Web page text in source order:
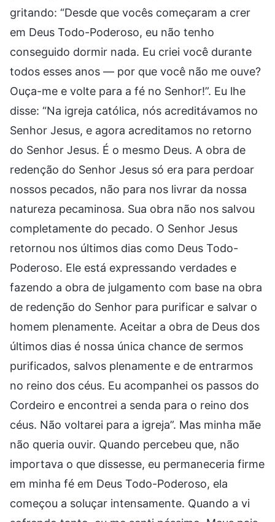
gritando: “Desde que vocês começaram a crer
em Deus Todo-Poderoso, eu não tenho
conseguido dormir nada. Eu criei você durante
todos esses anos — por que você não me ouve?
Ouça-me e volte para a fé no Senhor!”. Eu lhe
disse: “Na igreja católica, nós acreditávamos no
Senhor Jesus, e agora acreditamos no retorno
do Senhor Jesus. É o mesmo Deus. A obra de
redenção do Senhor Jesus só era para perdoar
nossos pecados, não para nos livrar da nossa
natureza pecaminosa. Sua obra não nos salvou
completamente do pecado. O Senhor Jesus
retornou nos últimos dias como Deus Todo-
Poderoso. Ele está expressando verdades e
fazendo a obra de julgamento com base na obra
de redenção do Senhor para purificar e salvar o
homem plenamente. Aceitar a obra de Deus dos
últimos dias é nossa única chance de sermos
purificados, salvos plenamente e de entrarmos
no reino dos céus. Eu acompanhei os passos do
Cordeiro e encontrei a senda para o reino dos
céus. Não voltarei para a igreja”. Mas minha mãe
não queria ouvir. Quando percebeu que, não
importava o que dissesse, eu permaneceria firme
em minha fé em Deus Todo-Poderoso, ela
começou a soluçar intensamente. Quando a vi